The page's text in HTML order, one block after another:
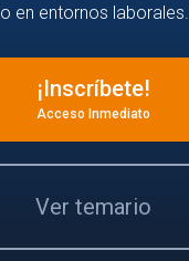
en entornos laborales.
¡Inscríbete!
Acceso Inmediato
Ver temario